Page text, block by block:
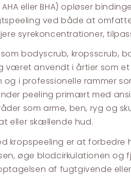
eller BHA) opløser
ved både at
syrekoncentrationer,
bodyscrub, kropsscrub,
været anvendt i årtier som
i professionelle rammer
peeling primært med
som arme, ben, ryg og
eller skællende hud.
kropspeeling er at
øge blodcirkulationen og
af fugtgivende